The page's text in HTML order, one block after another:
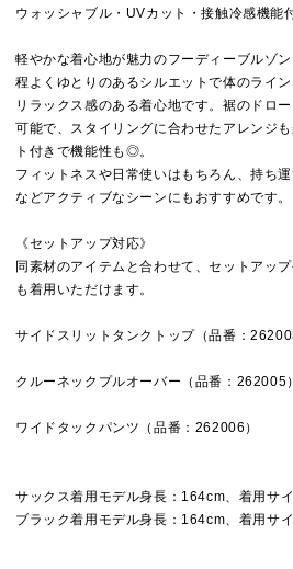
ウォッシャブル・UVカット・接触冷感機能
軽やかな着心地が魅力のフーディーブルゾン
程よくゆとりのあるシルエットで体のライ
リラックス感のある着心地です。裾のドロ
可能で、スタイリングに合わせたアレンジ
ト付きで機能性も◎。
フィットネスや日常使いはもちろん、持ち
などアクティブなシーンにもおすすめです。
《セットアップ対応》
同素材のアイテムと合わせて、セットアッ
も着用いただけます。
サイドスリットタンクトップ（品番：
クルーネックプルオーバー（品番：262005）
ワイドタックパンツ（品番：262006）
サックス着用モデル身長：164cm、着用サ
ブラック着用モデル身長：164cm、着用サ